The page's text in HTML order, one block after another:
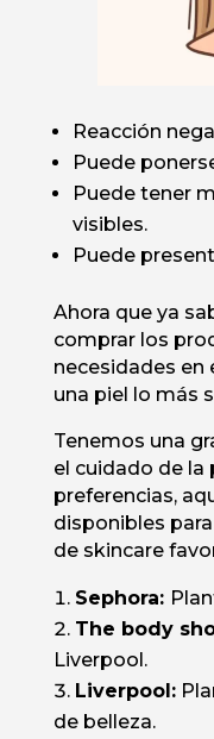
Reacción
Puede
Puede tener
visibles.
Puede
Ahora que ya
comprar los
necesidades en
una piel lo más
Tenemos una
el cuidado de la
preferencias,
disponibles
de skincare
Sephora:
The body
Liverpool.
Liverpool:
de belleza.